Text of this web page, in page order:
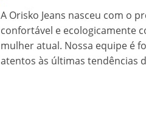
A Orisko Jeans nasceu com o
confortável e ecologicamente
mulher atual. Nossa equipe é
atentos às últimas tendências